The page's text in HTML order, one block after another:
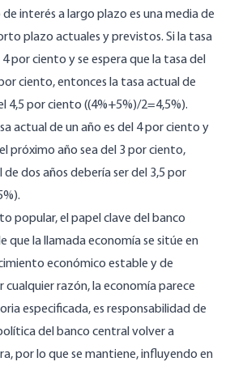
interés a largo plazo es una media de
plazo actuales y previstos. Si la tasa
por ciento y se espera que la tasa del
ciento, entonces la tasa actual de
4,5 por ciento ((4%+5%)/2=4,5%).
actual de un año es del 4 por ciento y
próximo año sea del 3 por ciento,
dos años debería ser del 3,5 por
popular, el papel clave del banco
que la llamada economía se sitúe en
económico estable y de
cualquier razón, la economía parece
especificada, es responsabilidad de
del banco central volver a
por lo que se mantiene, influyendo en